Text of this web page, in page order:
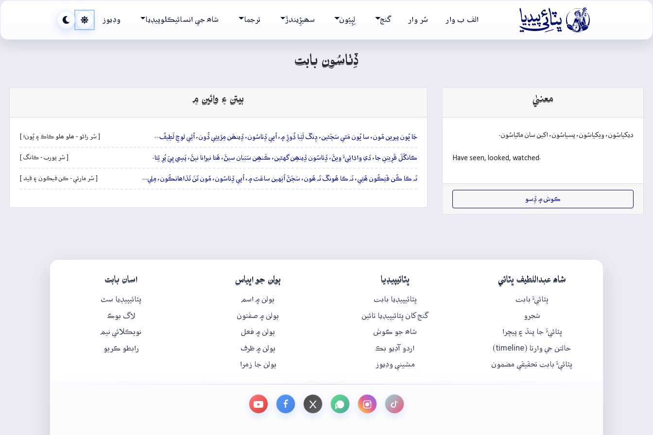
 الف ب وار سُر وار گنج لِپِيُون سھيڙِيندڙَ ترجما شاھ جي انسائيڪلوپيڊيا وڊيوز
ڏِٺاسُون بابت
معنيٰ
ديکياسُون، ويکياسُون، پسياسُون، اکين سان ماڻياسُون.
Have seen, looked, watched.
ڪوش ۾ ڏِسو
بيتن ۽ وائين ۾
جَا ڀُون پيرين مُون، سا ڀُون مَٿي سَڄَڻين، ڊِنگَ لَٽِبا ڌُوڙِ ۾، اُڀي ڏِٺاسُون، ڏِينھَن مِڙيئِي ڏُون، اُٿِي لوچِ لَطِيفُ… [ سُر راڻو - ھلو ھلو ڪاڪ ۽ ڀُونءِ ]
ڪانگَلَ قَرِيبَنِ جا، ڏي واڌائِيءَ ويڻَ، ڏِٺاسُون ڏِينھِن گهڻين، ڪَنھِن سَبَبان سيڻَ، ھُئا نيرانا نيڻَ، پَسِي پِيَ پُرِ ٿِئا. [ سُر پورب - ڪانگ ]
نَہ ڪا ڪُن فَيَڪُون ھُئِي، نَہ ڪا ھُونگَ نَہ ھُون، سَڄَڻَ اُنِهين ساعَتَ ۾، اُڀي ڏِٺاسُون، مُون تَنَ تَڏاھانڪُون، مِلِي… [ سُر مارئي - ڪن فيڪون ۽ قيد ]
شاھ عبداللطيف ڀٽائي
ڀٽائيءَ بابت
شجرو
ڀٽائيءَ جا پنڌ ۽ پيچرا
حالتن جي وارتا (timeline)
ڀٽائيءَ بابت تحقيقي مضمون
ڀٽائيپيڊيا
ڀٽائيپيڊيا بابت
گنج کان ڀٽائيپيڊيا تائين
شاھ جو ڪوش
اردو آڊيو بڪ
مشيني وڊيوز
ٻولن جو اڀياس
ٻولن ۾ اسم
ٻولن ۾ صفتون
ٻولن ۾ فعل
ٻولن ۾ ظرف
ٻولن جا زمرا
اسان بابت
ڀٽائيپيڊيا سٿ
لاگ بوڪ
نويڪلائي نيم
رابطو ڪريو